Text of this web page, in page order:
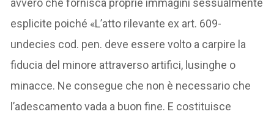
avvero che fornisca proprie immagini sessualmente
esplicite poiché «L’atto rilevante ex art. 609-
undecies cod. pen. deve essere volto a carpire la
fiducia del minore attraverso artifici, lusinghe o
minacce. Ne consegue che non è necessario che
l’adescamento vada a buon fine. E costituisce